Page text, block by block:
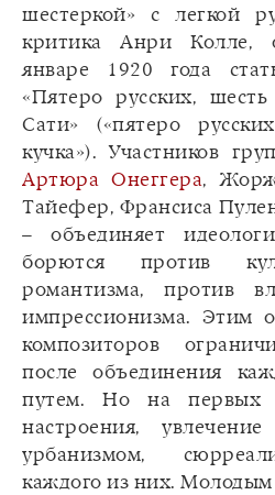
шестеркой» с легкой
критика Анри Колле,
январе 1920 года
«Пятеро русских,
Сати» («пятеро
кучка»). Участников
Артюра Онеггера,
Тайефер, Франсиса
– объединяет
борются против
романтизма, против
импрессионизма. Этим
композиторов
после объединения
путем. Но на первых
настроения, увлечение
урбанизмом,
каждого из них. Молодым